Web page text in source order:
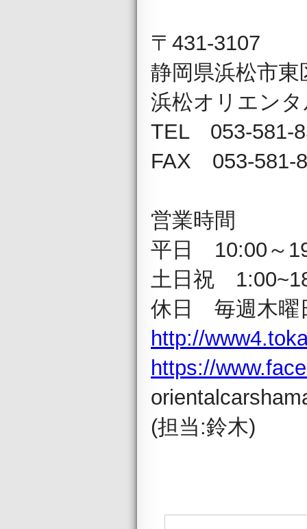
〒431-3107
静岡県浜松市東
浜松オリエン
TEL 053-581-
FAX 053-581-
営業時間
平日 10:00～
土日祝
休日 毎週木曜
http://
https://
(担当:鈴木)